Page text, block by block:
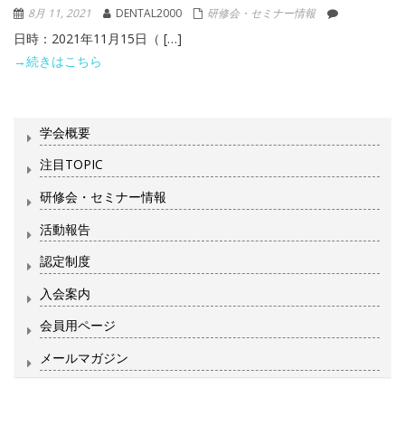
8月 11, 2021 DENTAL2000 研修会・セミナー情報
日時：2021年11月15日（ […]
→続きはこちら
学会概要
注目TOPIC
研修会・セミナー情報
活動報告
認定制度
入会案内
会員用ページ
メールマガジン